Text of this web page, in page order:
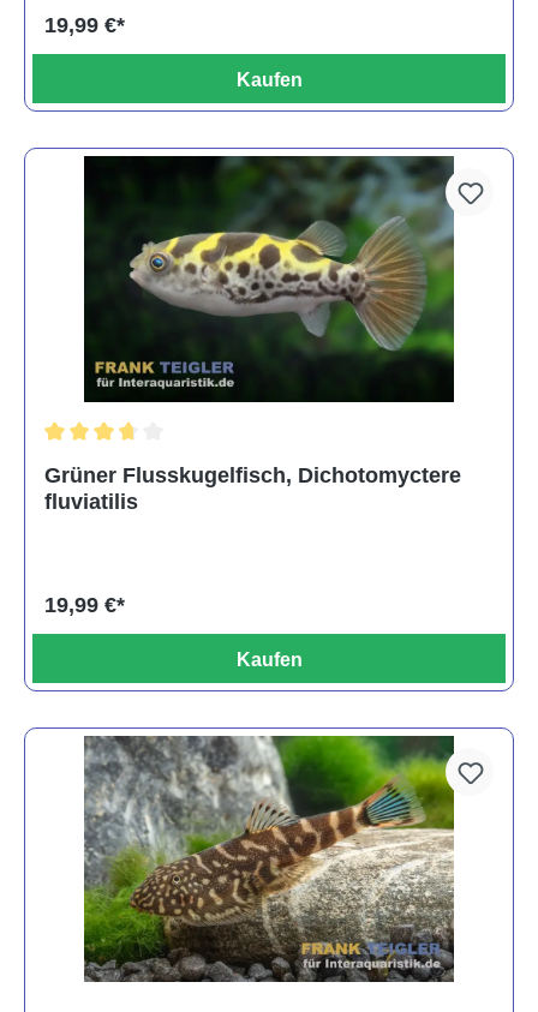
19,99 €*
Kaufen
Grüner Flusskugelfisch, Dichotomyctere
fluviatilis
19,99 €*
Kaufen